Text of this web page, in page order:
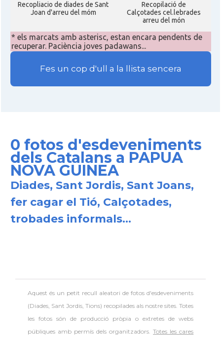
Recopliacio de diades de Sant
Joan d'arreu del móm
Recopilació de
Calçotades cel.lebrades
arreu del món
* els marcats amb asterisc, estan encara pendents de
recuperar. Paciència joves padawans...
Fes un cop d'ull a la llista sencera
0 fotos d'esdeveniments
dels Catalans a PAPUA
NOVA GUINEA
Diades, Sant Jordis, Sant Joans,
fer cagar el Tió, Calçotades,
trobades informals...
Aquest és un petit recull aleatori defotos d'esdeveniments
(Diades, Sant Jordis, Tions) recopilades als nostre sites. Totes
les fotos són de producció pròpia o extretes de webs
públiques amb permís dels organitzadors.Totes les cares